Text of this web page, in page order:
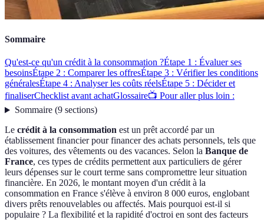
Sommaire
Qu'est-ce qu'un crédit à la consommation ?Étape 1 : Évaluer ses
besoinsÉtape 2 : Comparer les offresÉtape 3 : Vérifier les conditions
généralesÉtape 4 : Analyser les coûts réelsÉtape 5 : Décider et
finaliserChecklist avant achatGlossaire📺 Pour aller plus loin :
Sommaire(9 sections)
Le crédit à la consommation est un prêt accordé par un
établissement financier pour financer des achats personnels, tels que
des voitures, des vêtements ou des vacances. Selon la Banque de
France, ces types de crédits permettent aux particuliers de gérer
leurs dépenses sur le court terme sans compromettre leur situation
financière. En 2026, le montant moyen d'un crédit à la
consommation en France s'élève à environ 8 000 euros, englobant
divers prêts renouvelables ou affectés. Mais pourquoi est-il si
populaire ? La flexibilité et la rapidité d'octroi en sont des facteurs